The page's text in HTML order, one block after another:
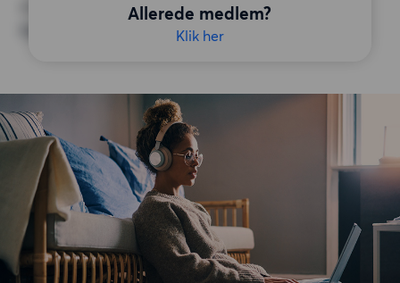
Allerede medlem?
Klik her
ØVRIGE PRÆFERENCER
Ingen særlige præferencer